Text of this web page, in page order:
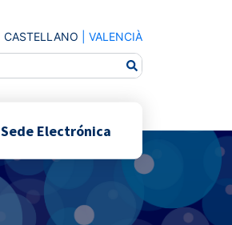
CASTELLANO VALENCIÀ
Sede Electrónica